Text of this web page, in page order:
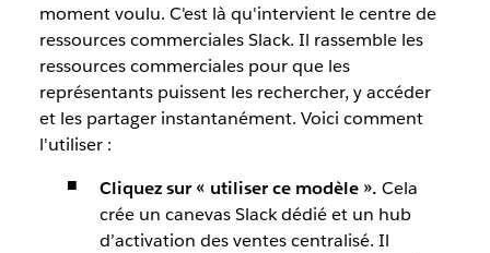
moment voulu. C'est là qu'intervient le centre de
ressources commerciales Slack. Il rassemble les
ressources commerciales pour que les
représentants puissent les rechercher, y accéder
et les partager instantanément. Voici comment
l'utiliser :
Cliquez sur « utiliser ce modèle ». Cela
crée un canevas Slack dédié et un hub
d’activation des ventes centralisé. Il